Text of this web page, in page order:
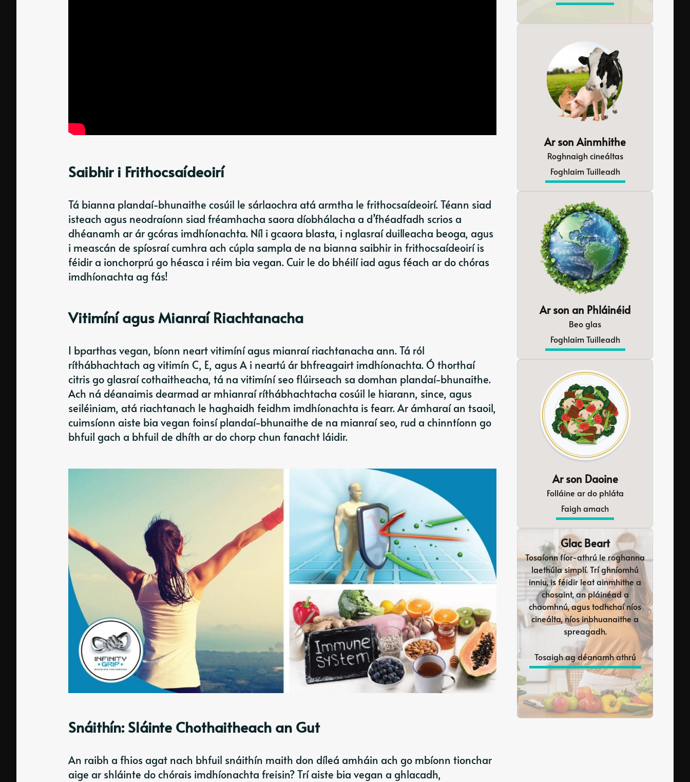
Saibhir i Frithocsaídeoirí
Tá bianna plandaí-bhunaithe cosúil le sárlaochra atá armtha le frithocsaídeoirí. Téann siad
isteach agus neodraíonn siad fréamhacha saora díobhálacha a d’fhéadfadh scrios a
dhéanamh ar ár gcóras imdhíonachta. Níl i gcaora blasta, i nglasraí duilleacha beoga, agus
i meascán de spíosraí cumhra ach cúpla sampla de na bianna saibhir in frithocsaídeoirí is
féidir a ionchorprú go héasca i réim bia vegan. Cuir le do bhéilí iad agus féach ar do chóras
imdhíonachta ag fás!
Vitimíní agus Mianraí Riachtanacha
I bparthas vegan, bíonn neart vitimíní agus mianraí riachtanacha ann. Tá ról
ríthábhachtach ag vitimín C, E, agus A i neartú ár bhfreagairt imdhíonachta. Ó thorthaí
citris go glasraí cothaitheacha, tá na vitimíní seo flúirseach sa domhan plandaí-bhunaithe.
Ach ná déanaimis dearmad ar mhianraí ríthábhachtacha cosúil le hiarann, since, agus
seiléiniam, atá riachtanach le haghaidh feidhm imdhíonachta is fearr. Ar ámharaí an tsaoil,
cuimsíonn aiste bia vegan foinsí plandaí-bhunaithe de na mianraí seo, rud a chinntíonn go
bhfuil gach a bhfuil de dhíth ar do chorp chun fanacht láidir.
Snáithín: Sláinte Chothaitheach an Gut
An raibh a fhios agat nach bhfuil snáithín maith don díleá amháin ach go mbíonn tionchar
aige ar shláinte do chórais imdhíonachta freisin? Trí aiste bia vegan a ghlacadh,
Ar son Ainmhithe
Roghnaigh cineáltas
Foghlaim Tuilleadh
Ar son an Phláinéid
Beo glas
Foghlaim Tuilleadh
Ar son Daoine
Folláine ar do phláta
Faigh amach
Glac Beart
Tosaíonn fíor-athrú le roghanna
laethúla simplí. Trí ghníomhú
inniu, is féidir leat ainmhithe a
chosaint, an pláinéad a
chaomhnú, agus todhchaí níos
cineálta, níos inbhuanaithe a
spreagadh.
Tosaigh ag déanamh athrú